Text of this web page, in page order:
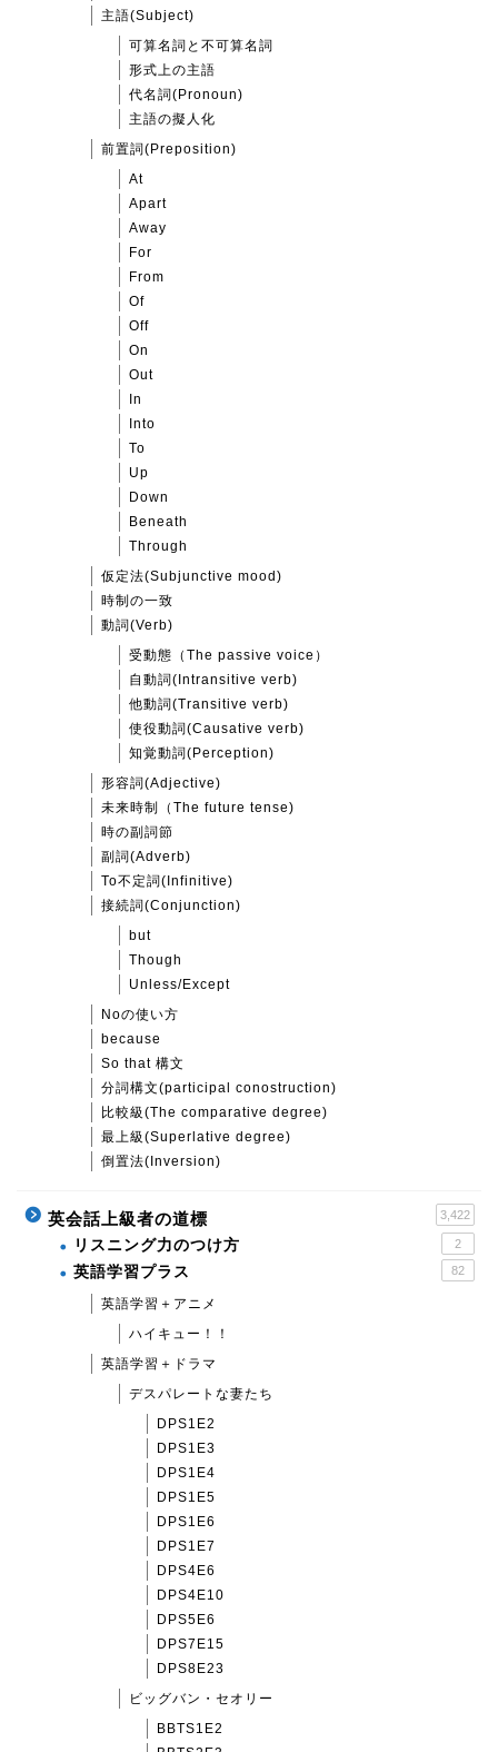
主語(Subject)
可算名詞と不可算名詞
形式上の主語
代名詞(Pronoun)
主語の擬人化
前置詞(Preposition)
At
Apart
Away
For
From
Of
Off
On
Out
In
Into
To
Up
Down
Beneath
Through
仮定法(Subjunctive mood)
時制の一致
動詞(Verb)
受動態（The passive voice）
自動詞(Intransitive verb)
他動詞(Transitive verb)
使役動詞(Causative verb)
知覚動詞(Perception)
形容詞(Adjective)
未来時制（The future tense)
時の副詞節
副詞(Adverb)
To不定詞(Infinitive)
接続詞(Conjunction)
but
Though
Unless/Except
Noの使い方
because
So that 構文
分詞構文(participal conostruction)
比較級(The comparative degree)
最上級(Superlative degree)
倒置法(Inversion)
英会話上級者の道標 3,422
リスニング力のつけ方 2
英語学習プラス 82
英語学習＋アニメ
ハイキュー！！
英語学習＋ドラマ
デスパレートな妻たち
DPS1E2
DPS1E3
DPS1E4
DPS1E5
DPS1E6
DPS1E7
DPS4E6
DPS4E10
DPS5E6
DPS7E15
DPS8E23
ビッグバン・セオリー
BBTS1E2